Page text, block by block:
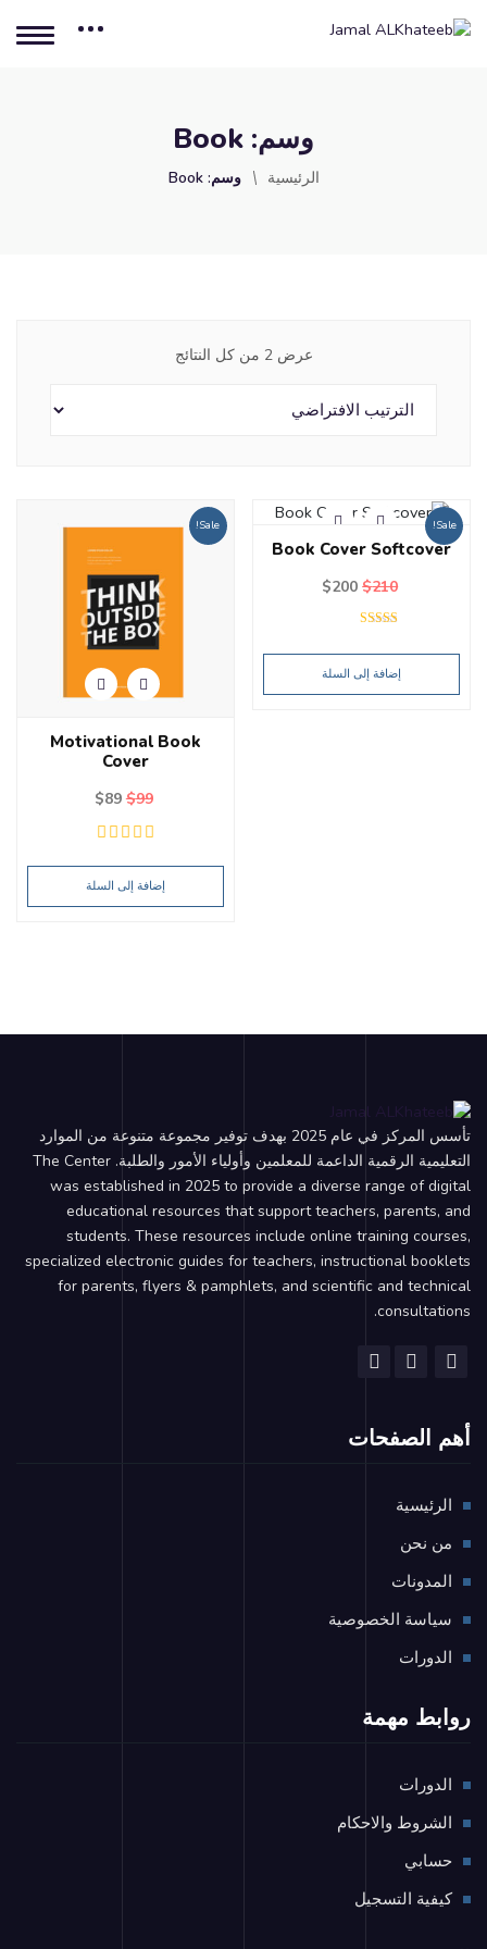
وسم: Book
الرئيسية وسم:Book
عرض ⁦2⁩ من كل النتائج
Book Cover Softcover
$210
$200
5.00
إضافة إلى السلة
Sale!
Motivational Book
Cover
$99
$89
إضافة إلى السلة
Sale!
تأسس المركز في عام 2025 بهدف توفير مجموعة متنوعة من الموارد
التعليمية الرقمية الداعمة للمعلمين وأولياء الأمور والطلبة. The Center
was established in 2025 to provide a diverse range of digital
educational resources that support teachers, parents, and
students. These resources include online training courses,
specialized electronic guides for teachers, instructional booklets
for parents, flyers & pamphlets, and scientific and technical
consultations.
أهم الصفحات
الرئيسية
من نحن
المدونات
سياسة الخصوصية
الدورات
روابط مهمة
الدورات
الشروط والاحكام
حسابي
كيفية التسجيل